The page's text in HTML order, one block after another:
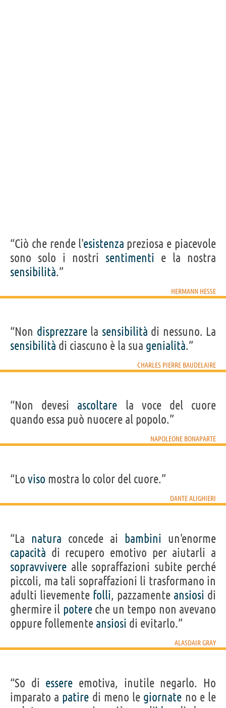
“Ciò che rende l'esistenza preziosa e piacevole
sono solo i nostri sentimenti e la nostra
sensibilità.”
HERMANN HESSE
“Non disprezzarela sensibilità di nessuno. La
sensibilità di ciascuno è la sua genialità.”
CHARLES PIERRE BAUDELAIRE
“Non devesi ascoltare la voce del cuore
quando essa può nuocere al popolo.”
NAPOLEONE BONAPARTE
“Lo viso mostra lo color del cuore.”
DANTE ALIGHIERI
“La natura concede ai bambini un'enorme
capacità di recupero emotivo per aiutarli a
sopravvivere alle sopraffazioni subite perché
piccoli, ma tali sopraffazioni li trasformano in
adulti lievemente folli, pazzamente ansiosi di
ghermire il potereche un tempo non avevano
oppure follemente ansiosi di evitarlo.”
ALASDAIR GRAY
“So di essere emotiva, inutile negarlo. Ho
imparato a patire di meno le giornate no e le